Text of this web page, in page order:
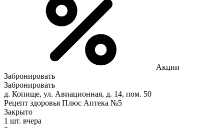
Акции
Забронировать
Забронировать
д. Копище, ул. Авиационная, д. 14, пом. 50
Рецепт здоровья Плюс Аптека №5
Закрыто
1 шт. вчера